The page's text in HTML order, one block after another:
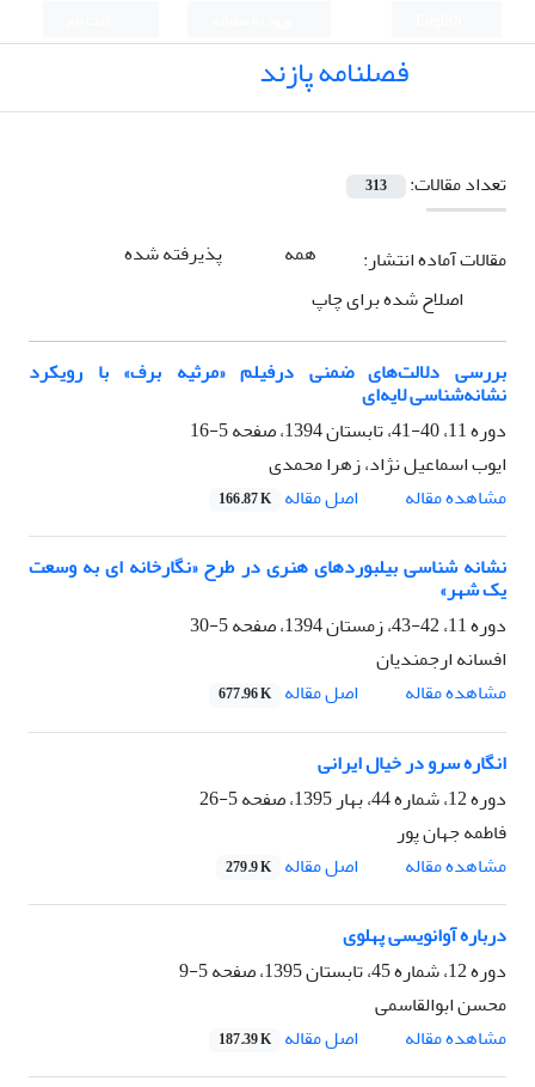
فصلنامه پازند
تعداد مقالات: 313
مقالات آماده انتشار: همه
پذیرفته شده
اصلاح شده برای چاپ
بررسی دلالت‌های ضمنی درفیلم «مرثیه برف» با رویکرد
نشانه‌شناسی لایه‌ای
دوره 11، 40-41، تابستان 1394، صفحه
5-16
ایوب اسماعیل نژاد، زهرا محمدی
مشاهده مقاله
اصل مقاله 166.87 K
نشانه شناسی بیلبوردهای هنری در طرح «نگارخانه ای به وسعت
یک شهر»
دوره 11، 42-43، زمستان 1394، صفحه
5-30
افسانه ارجمندیان
مشاهده مقاله
اصل مقاله 677.96 K
انگاره سرو در خیال ایرانی
دوره 12، شماره 44، بهار 1395، صفحه
5-26
فاطمه جهان پور
مشاهده مقاله
اصل مقاله 279.9 K
درباره آوانویسی پهلوی
دوره 12، شماره 45، تابستان 1395، صفحه
5-9
محسن ابوالقاسمی
مشاهده مقاله
اصل مقاله 187.39 K